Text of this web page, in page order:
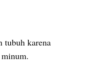
tubuh karena